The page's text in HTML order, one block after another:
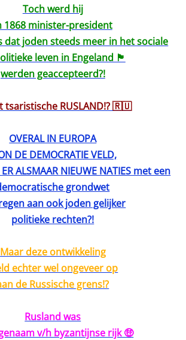
Toch werd hij
1868 minister-president
dat joden steeds meer in het sociale
leven in Engeland 🏴󠁧󠁢󠁥󠁮󠁧󠁿
werden geaccepteerd?!
tsaristische RUSLAND!? 🇷🇺
OVERAL IN EUROPA
DE DEMOCRATIE VELD,
ALSMAAR NIEUWE NATIES met een
grondwet
aan ook joden gelijker
politieke rechten?!
Maar deze ontwikkeling
echter wel ongeveer op
de Russische grens!?
Rusland was
v/h byzantijnse rijk 🤑